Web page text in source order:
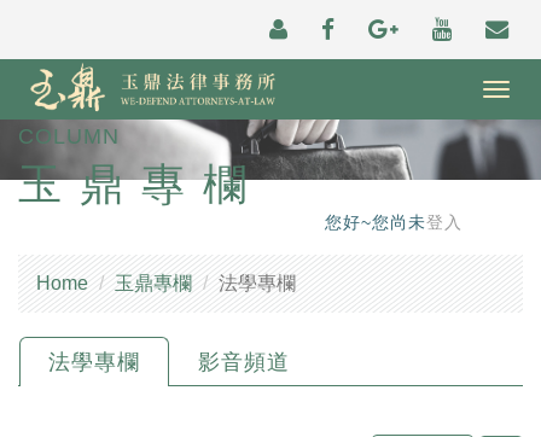
COLUMN
玉鼎專欄
您好~您尚未登入
Home 玉鼎專欄 法學專欄
法學專欄 影音頻道